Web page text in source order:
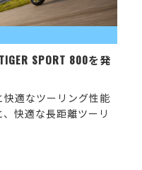
SPORT 800を発
適なツーリング性能
快適な長距離ツーリ